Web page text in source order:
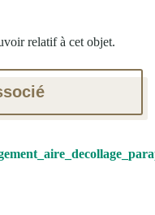
relatif à cet objet.